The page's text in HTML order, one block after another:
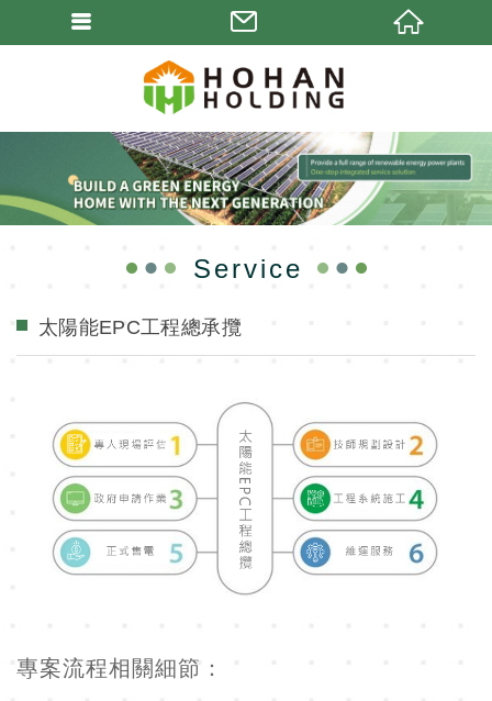
Service
太陽能EPC工程總承攬
專案流程相關細節：